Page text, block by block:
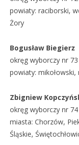
powiaty: raciborski,
Żory
Bogusław Biegierz
okręg wyborczy nr 73
powiaty:
Zbigniew
okręg wyborczy nr 74
miasta: Chorzów,
Śląskie,